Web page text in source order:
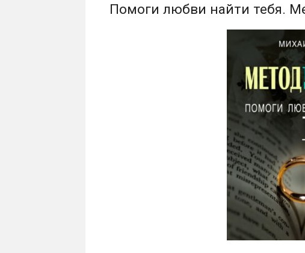
Помоги любви найти тебя.